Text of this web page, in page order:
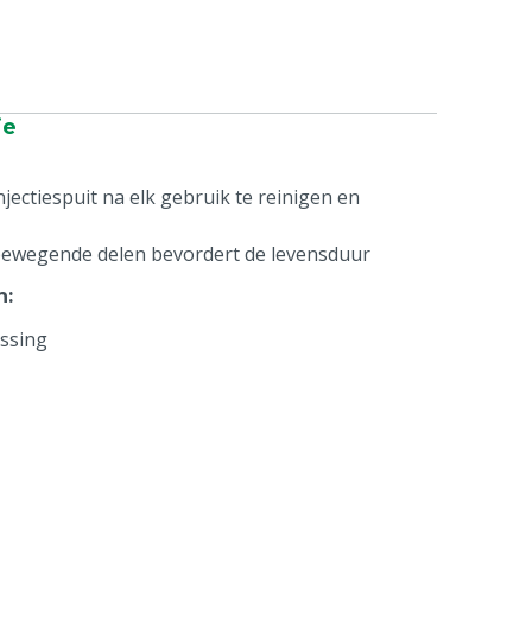
na elk gebruik te reinigen en
delen bevordert de levensduur
: